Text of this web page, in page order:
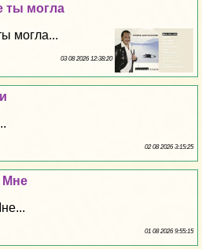
ты могла
могла...
03 08 2026 12:38:20
02 08 2026 3:15:25
Мне
01 08 2026 9:55:15